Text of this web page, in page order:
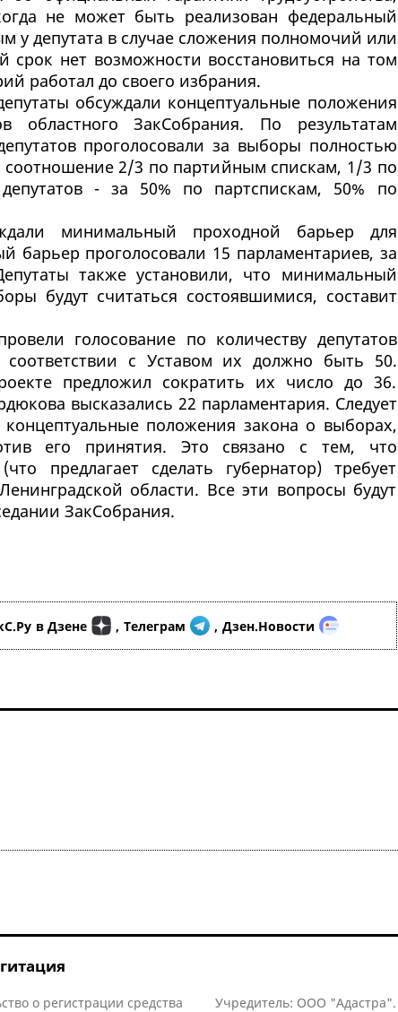
не может быть реализован федеральный
у депутата в случае сложения полномочий или
срок нет возможности восстановиться на том
работал до своего избрания.
обсуждали концептуальные положения
областного ЗакСобрания. По результатам
проголосовали за выборы полностью
2/3 по партийным спискам, 1/3 по
- за 50% по партспискам, 50% по
минимальный проходной барьер для
барьер проголосовали 15 парламентариев, за
также установили, что минимальный
будут считаться состоявшимися, составит
голосование по количеству депутатов
с Уставом их должно быть 50.
предложил сократить их число до 36.
высказались 22 парламентария. Следует
положения закона о выборах,
его принятия. Это связано с тем, что
предлагает сделать губернатор) требует
области. Все эти вопросы будут
ЗакСобрания.
в Дзене , Телеграм , Дзен.Новости
о регистрации средства
Учредитель: ООО "Адастра".